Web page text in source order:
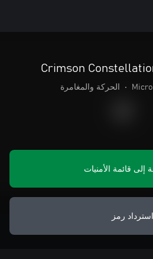
Crimson
• الحركة والمغامرة
إلى قائمة الأمنيات
استرداد رمز